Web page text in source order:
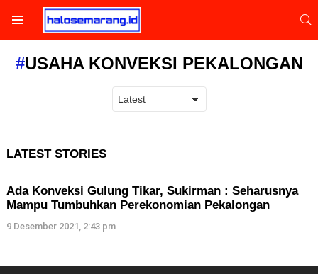
USAHA KONVEKSI PEKALONGAN
LATEST STORIES
Ada Konveksi Gulung Tikar, Sukirman : Seharusnya
Mampu Tumbuhkan Perekonomian Pekalongan
9 Desember 2021, 2:43 pm